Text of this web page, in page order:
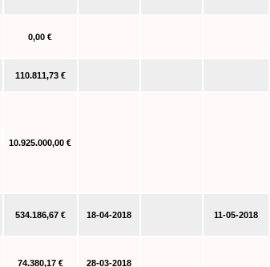
0,00 €
110.811,73 €
10.925.000,00 €
534.186,67 € 18-04-2018 11-05-2018
74.380,17 € 28-03-2018